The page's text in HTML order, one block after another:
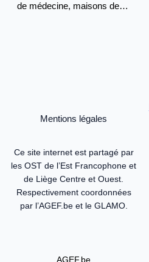
de médecine, maisons de…
Mentions légales
Ce site internet est partagé par
les OST de l’Est Francophone et
de Liège Centre et Ouest.
Respectivement coordonnées
par l’AGEF.be et le GLAMO.
AGEF.be